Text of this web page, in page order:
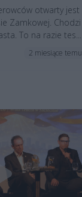
otwarty jest
Zamkowej. Chodzi
To na razie tes...
2 miesiące temu